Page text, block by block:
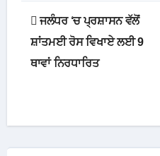
Post
navigation
ਜਲੰਧਰ ‘ਚ ਪ੍ਰਸ਼ਾਸਨ ਵੱਲੋਂ
ਸ਼ਾਂਤਮਈ ਰੋਸ ਵਿਖਾਏ ਲਈ 9
ਥਾਵਾਂ ਨਿਰਧਾਰਿਤ